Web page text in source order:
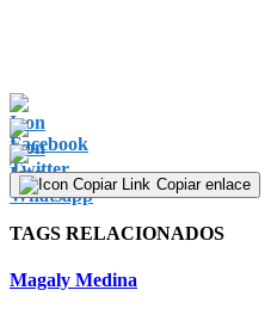
Copiar enlace
TAGS RELACIONADOS
Magaly Medina